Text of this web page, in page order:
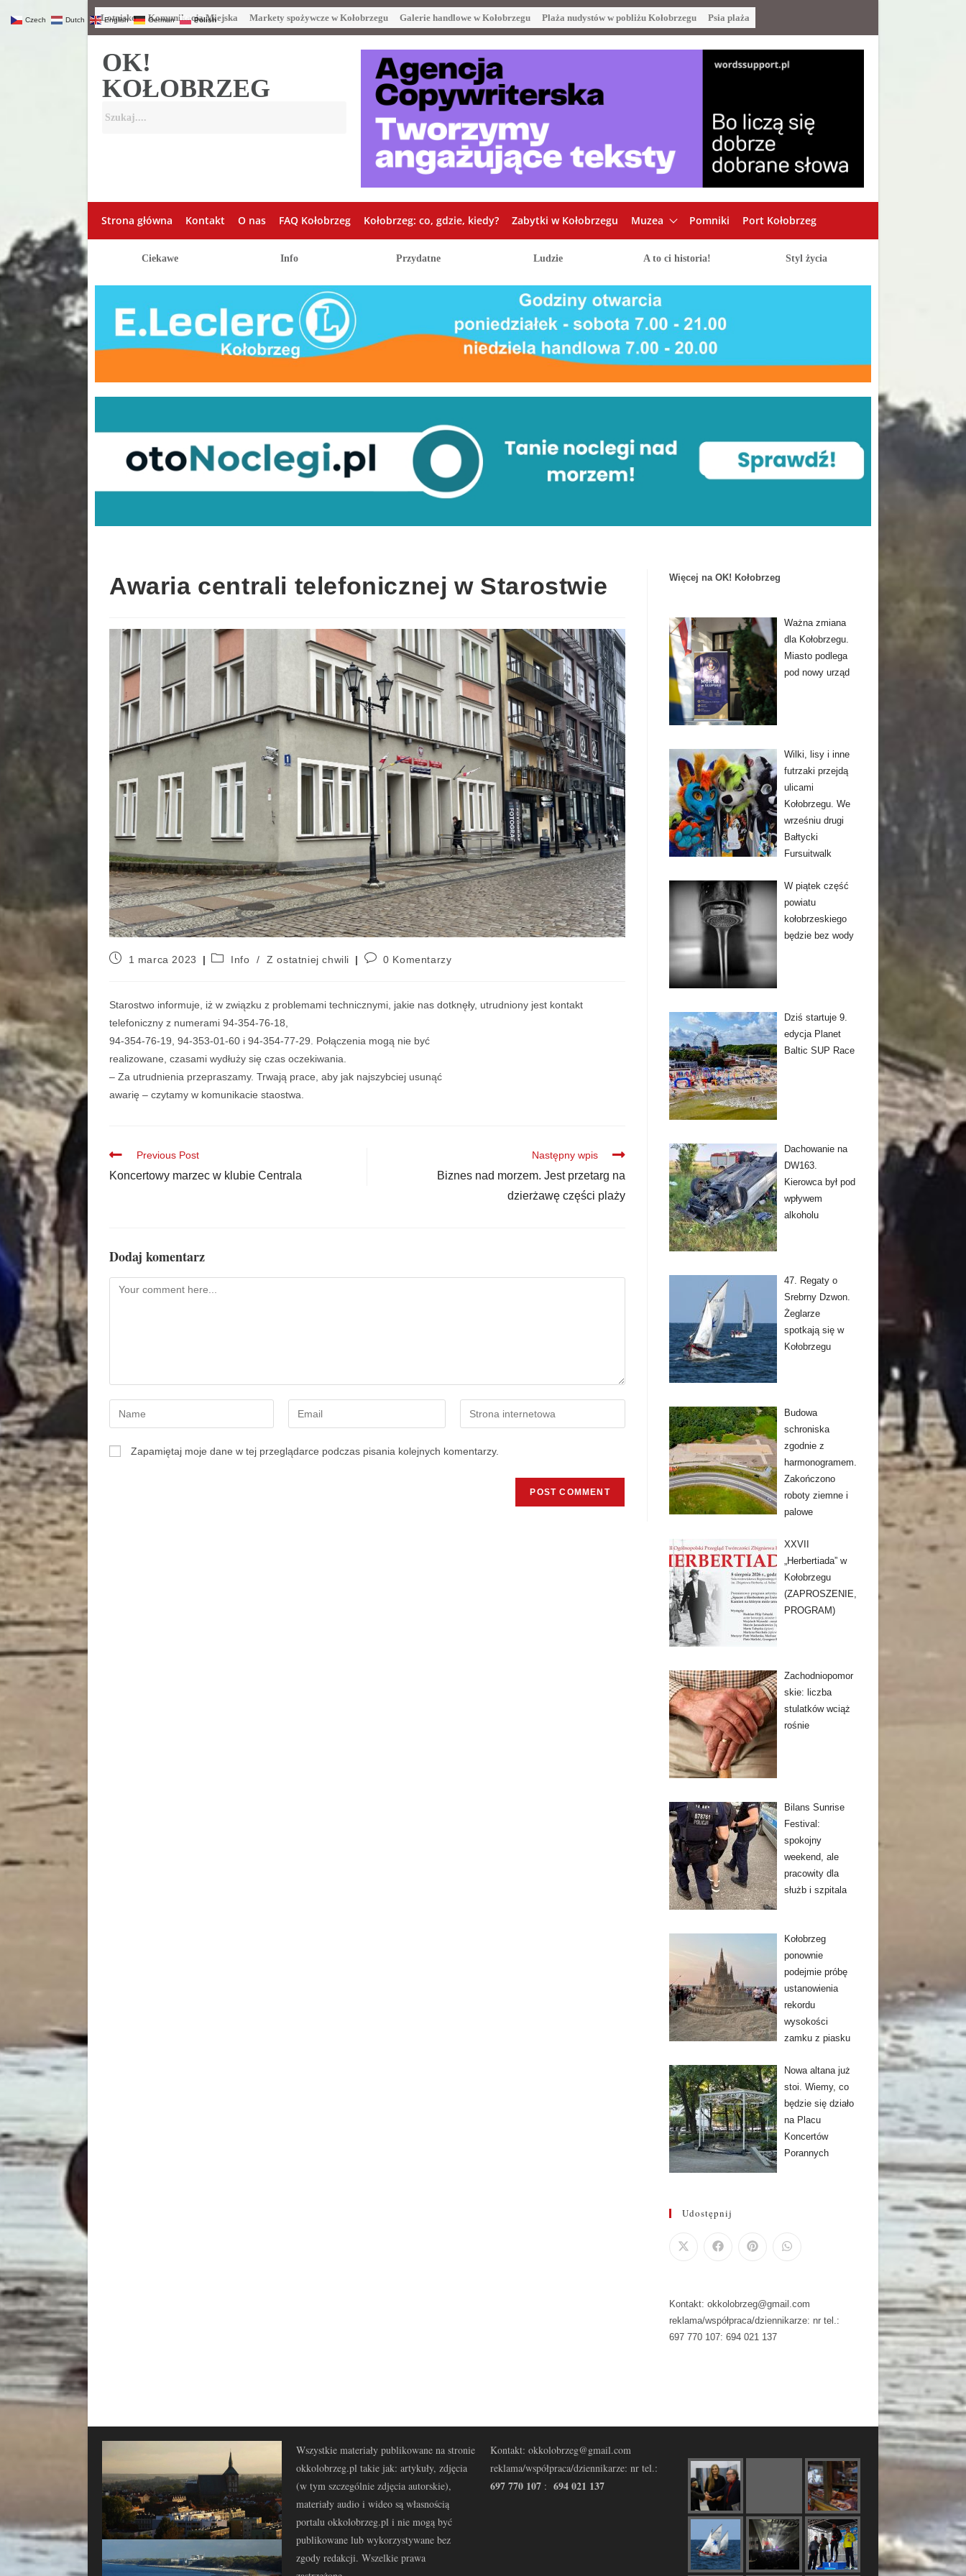
Lotnisko Komunikacja Miejska Markety spożywcze w Kołobrzegu Galerie handlowe w Kołobrzegu Plaża nudystów w pobliżu Kołobrzegu Psia plaża
OK!
KOŁOBRZEG
Strona główna Kontakt O nas FAQ Kołobrzeg Kołobrzeg: co, gdzie, kiedy? Zabytki w Kołobrzegu Muzea Pomniki Port Kołobrzeg
Ciekawe Info Przydatne Ludzie A to ci historia! Styl życia
Awaria centrali telefonicznej w Starostwie
1 marca 2023 Info / Z ostatniej chwili 0 Komentarzy
Starostwo informuje, iż w związku z problemami technicznymi, jakie nas dotknęły, utrudniony jest kontakt
telefoniczny z numerami 94-354-76-18,
94-354-76-19, 94-353-01-60 i 94-354-77-29. Połączenia mogą nie być
realizowane, czasami wydłuży się czas oczekiwania.
– Za utrudnienia przepraszamy. Trwają prace, aby jak najszybciej usunąć
awarię – czytamy w komunikacie staostwa.
Previous Post
Koncertowy marzec w klubie Centrala
Następny wpis
Biznes nad morzem. Jest przetarg na
dzierżawę części plaży
Dodaj komentarz
Zapamiętaj moje dane w tej przeglądarce podczas pisania kolejnych komentarzy.
Więcej na OK! Kołobrzeg
Ważna zmiana
dla Kołobrzegu.
Miasto podlega
pod nowy urząd
Wilki, lisy i inne
futrzaki przejdą
ulicami
Kołobrzegu. We
wrześniu drugi
Bałtycki
Fursuitwalk
W piątek część
powiatu
kołobrzeskiego
będzie bez wody
Dziś startuje 9.
edycja Planet
Baltic SUP Race
Dachowanie na
DW163.
Kierowca był pod
wpływem
alkoholu
47. Regaty o
Srebrny Dzwon.
Żeglarze
spotkają się w
Kołobrzegu
Budowa
schroniska
zgodnie z
harmonogramem.
Zakończono
roboty ziemne i
palowe
XXVII
„Herbertiada” w
Kołobrzegu
(ZAPROSZENIE,
PROGRAM)
Zachodniopomor
skie: liczba
stulatków wciąż
rośnie
Bilans Sunrise
Festival:
spokojny
weekend, ale
pracowity dla
służb i szpitala
Kołobrzeg
ponownie
podejmie próbę
ustanowienia
rekordu
wysokości
zamku z piasku
Nowa altana już
stoi. Wiemy, co
będzie się działo
na Placu
Koncertów
Porannych
Udostępnij
Kontakt: okkolobrzeg@gmail.com
reklama/współpraca/dziennikarze: nr tel.:
697 770 107: 694 021 137
Wszystkie materiały publikowane na stronie
okkolobrzeg.pl takie jak: artykuły, zdjęcia
(w tym szczególnie zdjęcia autorskie),
materiały audio i wideo są własnością
portalu okkolobrzeg.pl i nie mogą być
publikowane lub wykorzystywane bez
zgody redakcji. Wszelkie prawa
Kontakt: okkolobrzeg@gmail.com
reklama/współpraca/dziennikarze: nr tel.:
697 770 107 : 694 021 137
Czech Dutch English German Polish